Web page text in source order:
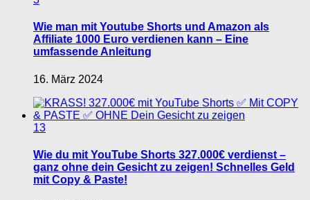
Wie man mit Youtube Shorts und Amazon als
Affiliate 1000 Euro verdienen kann – Eine
umfassende Anleitung
16. März 2024
13
Wie du mit YouTube Shorts 327.000€ verdienst –
ganz ohne dein Gesicht zu zeigen! Schnelles Geld
mit Copy & Paste!